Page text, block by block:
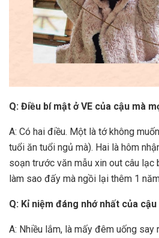
Q: Điều bí mật ở VE của cậu mà
A: Có hai điều. Một là tớ không
tuổi ăn tuổi ngủ mà). Hai là hôm
soạn trước văn mẫu xin out câu lạc
làm sao đấy mà ngồi lại thêm 1
Q: Kỉ niệm đáng nhớ nhất của cậu
A: Nhiều lắm, là mấy đêm uống